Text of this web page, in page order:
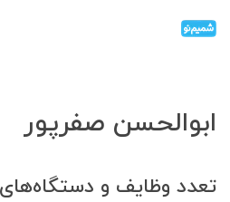
ابوالحسن صفرپور
تعدد وظایف و